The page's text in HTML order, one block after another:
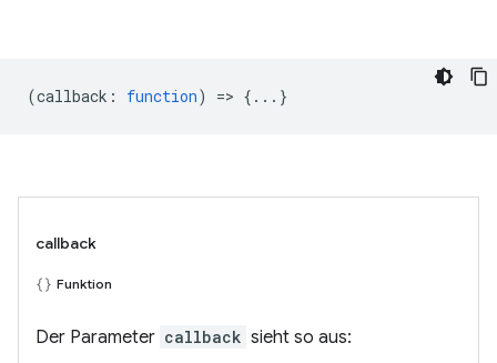
(callback : function) => {...}
callback
Funktion
Der Parameter callback sieht so aus: